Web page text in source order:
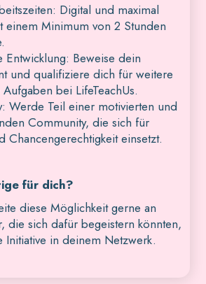
Digital und maximal
einem Minimum von 2 Stunden
Entwicklung: Beweise dein
und qualifiziere dich für weitere
bei LifeTeachUs.
Werde Teil einer motivierten und
Community, die sich für
Chancengerechtigkeit einsetzt.
für dich?
diese Möglichkeit gerne an
die sich dafür begeistern könnten,
Initiative in deinem Netzwerk.